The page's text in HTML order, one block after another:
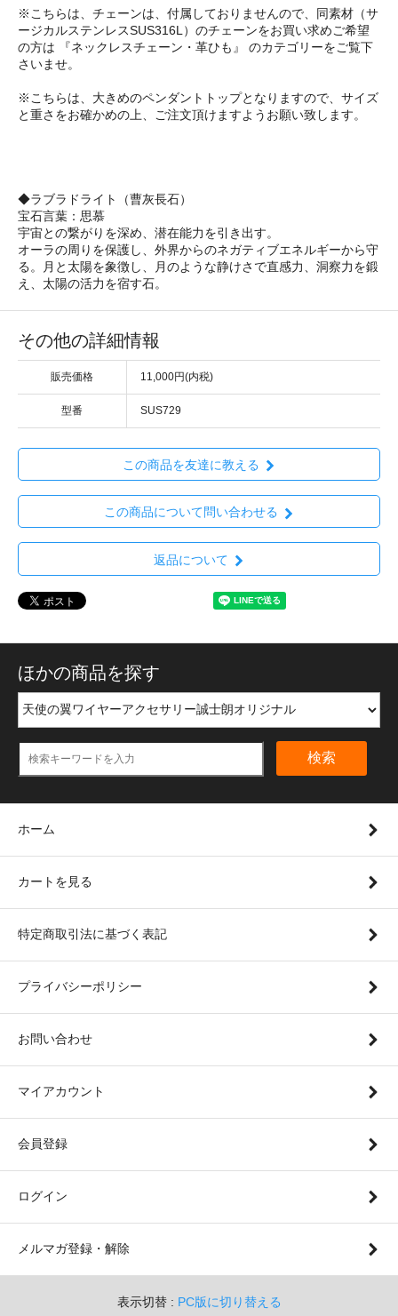
※こちらは、チェーンは、付属しておりませんので、同素材（サ
ージカルステンレスSUS316L）のチェーンをお買い求めご希望
の方は 『ネックレスチェーン・革ひも』 のカテゴリーをご覧下
さいませ。
※こちらは、大きめのペンダントトップとなりますので、サイズ
と重さをお確かめの上、ご注文頂けますようお願い致します。
◆ラブラドライト（曹灰長石）
宝石言葉：思慕
宇宙との繋がりを深め、潜在能力を引き出す。
オーラの周りを保護し、外界からのネガティブエネルギーから守
る。月と太陽を象徴し、月のような静けさで直感力、洞察力を鍛
え、太陽の活力を宿す石。
その他の詳細情報
販売価格 11,000円(内税)
型番 SUS729
この商品を友達に教える
この商品について問い合わせる
返品について
ほかの商品を探す
検索
ホーム
カートを見る
特定商取引法に基づく表記
プライバシーポリシー
お問い合わせ
マイアカウント
会員登録
ログイン
メルマガ登録・解除
表示切替 : PC版に切り替える